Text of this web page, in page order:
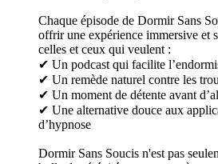
Chaque épisode de Dormir Sans
offrir une expérience immersive et
celles et ceux qui veulent :
✔ Un podcast qui facilite
✔ Un remède naturel contre les
✔ Un moment de détente avant
✔ Une alternative douce aux
d’hypnose
Dormir Sans Soucis n'est pas